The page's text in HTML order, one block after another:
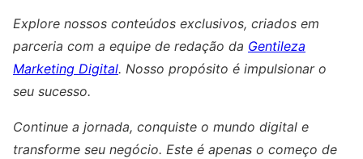
Explore nossos conteúdos exclusivos, criados em
parceria com a equipe de redação da Gentileza
Marketing Digital. Nosso propósito é impulsionar o
seu sucesso.
Continue a jornada, conquiste o mundo digital e
transforme seu negócio. Este é apenas o começo de